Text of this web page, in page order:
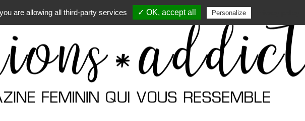
you are allowing all third-party services ✓ OK, accept all Personalize